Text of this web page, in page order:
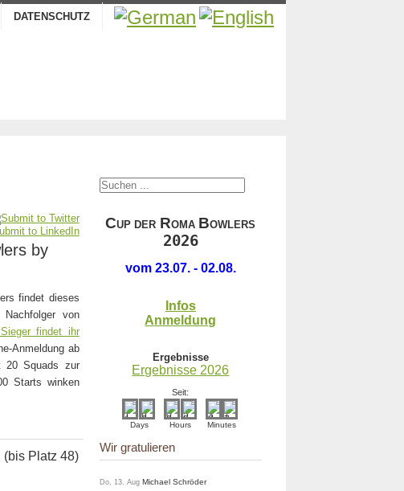
DATENSCHUTZ
by
findet dieses
von
findet ihr
Anmeldung ab
20 Squads zur
Starts winken
Platz 48)
CUP DER ROMA BOWLERS
2026
vom 23.07. - 02.08.
Infos
Anmeldung
Ergebnisse
Ergebnisse 2026
Seit:
Days Hours Minutes
Wir gratulieren
Do, 13. Aug Michael Schröder